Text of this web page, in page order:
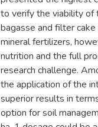
to verify the viability of
bagasse and filter
mineral fertilizers,
nutrition and the full
research challenge.
the application of the
superior results in
option for soil